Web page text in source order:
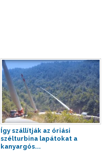
Így szállítják az óriási
szélturbina lapátokat a
kanyargós...